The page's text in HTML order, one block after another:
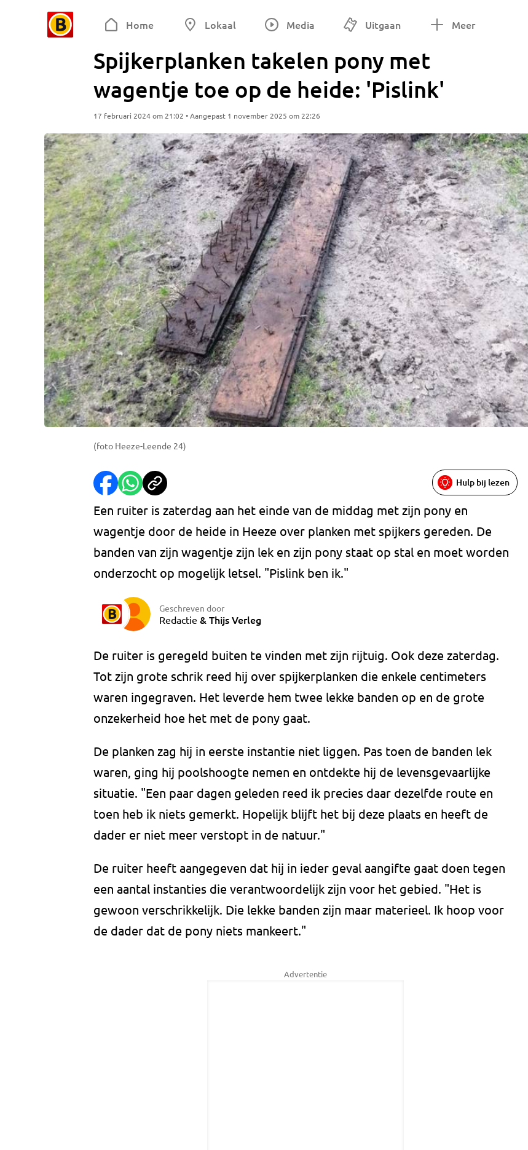
Home Lokaal Media Uitgaan Meer
Spijkerplanken takelen pony met
wagentje toe op de heide: 'Pislink'
17 februari 2024 om 21:02 • Aangepast 1 november 2025 om 22:26
(foto Heeze-Leende 24)
Hulp bij lezen
Een ruiter is zaterdag aan het einde van de middag met zijn pony en
wagentje door de heide in Heeze over planken met spijkers gereden. De
banden van zijn wagentje zijn lek en zijn pony staat op stal en moet worden
onderzocht op mogelijk letsel. "Pislink ben ik."
Geschreven door
Redactie & Thijs Verleg
De ruiter is geregeld buiten te vinden met zijn rijtuig. Ook deze zaterdag.
Tot zijn grote schrik reed hij over spijkerplanken die enkele centimeters
waren ingegraven. Het leverde hem twee lekke banden op en de grote
onzekerheid hoe het met de pony gaat.
De planken zag hij in eerste instantie niet liggen. Pas toen de banden lek
waren, ging hij poolshoogte nemen en ontdekte hij de levensgevaarlijke
situatie. "Een paar dagen geleden reed ik precies daar dezelfde route en
toen heb ik niets gemerkt. Hopelijk blijft het bij deze plaats en heeft de
dader er niet meer verstopt in de natuur."
De ruiter heeft aangegeven dat hij in ieder geval aangifte gaat doen tegen
een aantal instanties die verantwoordelijk zijn voor het gebied. "Het is
gewoon verschrikkelijk. Die lekke banden zijn maar materieel. Ik hoop voor
de dader dat de pony niets mankeert."
Advertentie